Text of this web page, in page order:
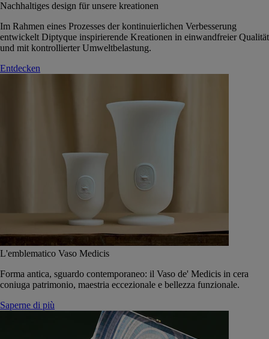
Nachhaltiges design für unsere kreationen
Im Rahmen eines Prozesses der kontinuierlichen Verbesserung
entwickelt Diptyque inspirierende Kreationen in einwandfreier Qualität
und mit kontrollierter Umweltbelastung.
Entdecken
L'emblematico Vaso Medicis
Forma antica, sguardo contemporaneo: il Vaso de' Medicis in cera
coniuga patrimonio, maestria eccezionale e bellezza funzionale.
Saperne di più